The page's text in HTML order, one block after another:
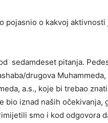
pojasnio o kakvoj
sedamdeset pitanja.
drugova
a.s., koje bi trebao
bio iznad naših očekivanja,
smo i kod odgovora